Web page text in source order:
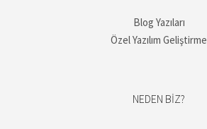
Blog Yazıları
Özel Yazılım Geliştirme
NEDEN BIZ?